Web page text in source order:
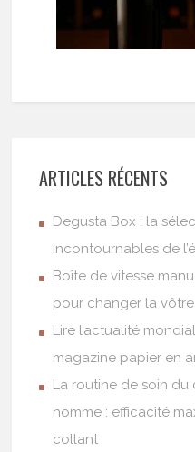
ARTICLES RÉCENTS
Degusta Box : la
incontournables de
Boîte de vitesse
pour changer la
Lire l’actualité
magazine papier en
La routine de soin
homme : efficacité
collant